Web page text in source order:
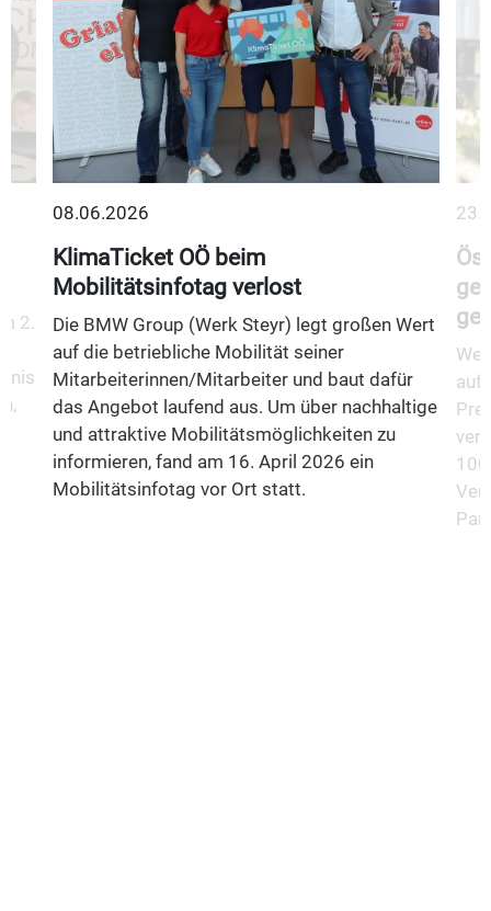
2.
08.06.2026
KlimaTicket OÖ beim
Mobilitätsinfotag verlost
Die BMW Group (Werk Steyr) legt großen Wert
auf die betriebliche Mobilität seiner
Mitarbeiterinnen/Mitarbeiter und baut dafür
das Angebot laufend aus. Um über nachhaltige
und attraktive Mobilitätsmöglichkeiten zu
informieren, fand am 16. April 2026 ein
Mobilitätsinfotag vor Ort statt.
auf